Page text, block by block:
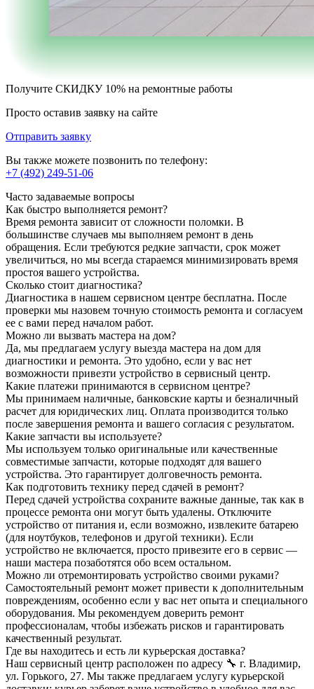
Получите СКИДКУ 10% на ремонтные работы
Просто оставив заявку на сайте
Отправить заявку
Вы также можете позвонить по телефону:
+7 (492) 249-51-06
Часто задаваемые вопросы
Как быстро выполняется ремонт?
Время ремонта зависит от сложности поломки. В
большинстве случаев мы выполняем ремонт в день
обращения. Если требуются редкие запчасти, срок может
увеличиться, но мы всегда стараемся минимизировать время
простоя вашего устройства.
Сколько стоит диагностика?
Диагностика в нашем сервисном центре бесплатна. После
проверки мы назовем точную стоимость ремонта и согласуем
ее с вами перед началом работ.
Можно ли вызвать мастера на дом?
Да, мы предлагаем услугу выезда мастера на дом для
диагностики и ремонта. Это удобно, если у вас нет
возможности привезти устройство в сервисный центр.
Какие платежи принимаются в сервисном центре?
Мы принимаем наличные, банковские карты и безналичный
расчет для юридических лиц. Оплата производится только
после завершения ремонта и вашего согласия с результатом.
Какие запчасти вы используете?
Мы используем только оригинальные или качественные
совместимые запчасти, которые подходят для вашего
устройства. Это гарантирует долговечность ремонта.
Как подготовить технику перед сдачей в ремонт?
Перед сдачей устройства сохраните важные данные, так как в
процессе ремонта они могут быть удалены. Отключите
устройство от питания и, если возможно, извлеките батарею
(для ноутбуков, телефонов и другой техники). Если
устройство не включается, просто привезите его в сервис —
наши мастера позаботятся обо всем остальном.
Можно ли отремонтировать устройство своими руками?
Самостоятельный ремонт может привести к дополнительным
повреждениям, особенно если у вас нет опыта и специального
оборудования. Мы рекомендуем доверить ремонт
профессионалам, чтобы избежать рисков и гарантировать
качественный результат.
Где вы находитесь и есть ли курьерская доставка?
Наш сервисный центр расположен по адресу 🔧 г. Владимир,
ул. Горького, 27. Мы также предлагаем услугу курьерской